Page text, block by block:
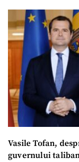
Vasile Tofan,
guvernului